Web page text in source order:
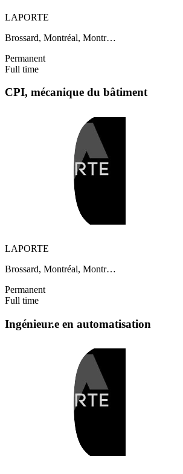
LAPORTE
Brossard, Montréal, Montr…
Permanent
Full time
CPI, mécanique du bâtiment
LAPORTE
Brossard, Montréal, Montr…
Permanent
Full time
Ingénieur.e en automatisation